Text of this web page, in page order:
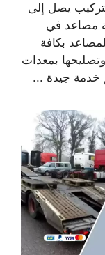
يصل إلى
مصاعد في
بكافة
بمعدات
خدمة جيدة ...